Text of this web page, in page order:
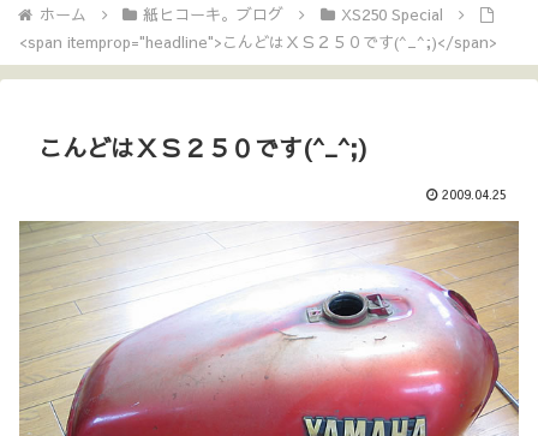
ホーム 紙ヒコーキ。ブログ
XS250 Special
<span itemprop="headline">こんどはＸＳ２５０です(^_^;)</span>
こんどはＸＳ２５０です(^_^;)
2009.04.25